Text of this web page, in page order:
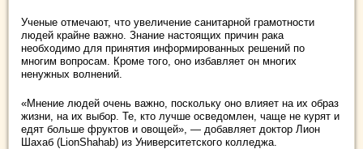
Ученые отмечают, что увеличение санитарной грамотности
людей крайне важно. Знание настоящих причин рака
необходимо для принятия информированных решений по
многим вопросам. Кроме того, оно избавляет он многих
ненужных волнений.
«Мнение людей очень важно, поскольку оно влияет на их образ
жизни, на их выбор. Те, кто лучше осведомлен, чаще не курят и
едят больше фруктов и овощей», — добавляет доктор Лион
Шахаб (LionShahab) из Университетского колледжа.